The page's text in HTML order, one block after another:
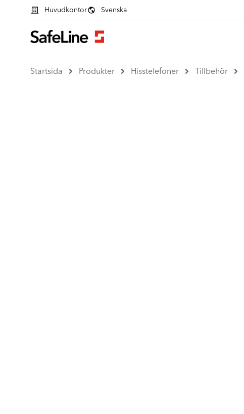
Huvudkontor Svenska
Startsida Produkter Hisstelefoner Tillbehör